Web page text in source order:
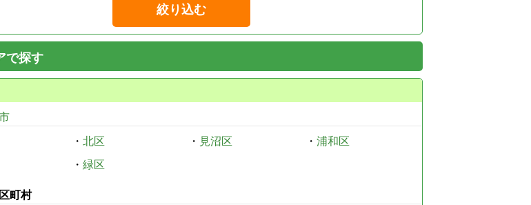
絞り込む
で探す
・ 北区 ・ 見沼区 ・ 浦和区
・ 緑区
町村